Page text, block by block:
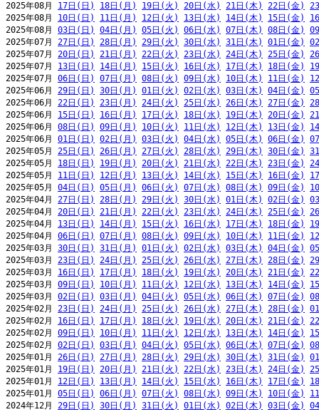
2025年08月 17日(日) 18日(月) 19日(火) 20日(水) 21日(木) 22日(金)
2025年08月 10日(日) 11日(月) 12日(火) 13日(水) 14日(木) 15日(金)
2025年08月 03日(日) 04日(月) 05日(火) 06日(水) 07日(木) 08日(金)
2025年07月 27日(日) 28日(月) 29日(火) 30日(水) 31日(木) 01日(金)
2025年07月 20日(日) 21日(月) 22日(火) 23日(水) 24日(木) 25日(金)
2025年07月 13日(日) 14日(月) 15日(火) 16日(水) 17日(木) 18日(金)
2025年07月 06日(日) 07日(月) 08日(火) 09日(水) 10日(木) 11日(金)
2025年06月 29日(日) 30日(月) 01日(火) 02日(水) 03日(木) 04日(金)
2025年06月 22日(日) 23日(月) 24日(火) 25日(水) 26日(木) 27日(金)
2025年06月 15日(日) 16日(月) 17日(火) 18日(水) 19日(木) 20日(金)
2025年06月 08日(日) 09日(月) 10日(火) 11日(水) 12日(木) 13日(金)
2025年06月 01日(日) 02日(月) 03日(火) 04日(水) 05日(木) 06日(金)
2025年05月 25日(日) 26日(月) 27日(火) 28日(水) 29日(木) 30日(金)
2025年05月 18日(日) 19日(月) 20日(火) 21日(水) 22日(木) 23日(金)
2025年05月 11日(日) 12日(月) 13日(火) 14日(水) 15日(木) 16日(金)
2025年05月 04日(日) 05日(月) 06日(火) 07日(水) 08日(木) 09日(金)
2025年04月 27日(日) 28日(月) 29日(火) 30日(水) 01日(木) 02日(金)
2025年04月 20日(日) 21日(月) 22日(火) 23日(水) 24日(木) 25日(金)
2025年04月 13日(日) 14日(月) 15日(火) 16日(水) 17日(木) 18日(金)
2025年04月 06日(日) 07日(月) 08日(火) 09日(水) 10日(木) 11日(金)
2025年03月 30日(日) 31日(月) 01日(火) 02日(水) 03日(木) 04日(金)
2025年03月 23日(日) 24日(月) 25日(火) 26日(水) 27日(木) 28日(金)
2025年03月 16日(日) 17日(月) 18日(火) 19日(水) 20日(木) 21日(金)
2025年03月 09日(日) 10日(月) 11日(火) 12日(水) 13日(木) 14日(金)
2025年03月 02日(日) 03日(月) 04日(火) 05日(水) 06日(木) 07日(金)
2025年02月 23日(日) 24日(月) 25日(火) 26日(水) 27日(木) 28日(金)
2025年02月 16日(日) 17日(月) 18日(火) 19日(水) 20日(木) 21日(金)
2025年02月 09日(日) 10日(月) 11日(火) 12日(水) 13日(木) 14日(金)
2025年02月 02日(日) 03日(月) 04日(火) 05日(水) 06日(木) 07日(金)
2025年01月 26日(日) 27日(月) 28日(火) 29日(水) 30日(木) 31日(金)
2025年01月 19日(日) 20日(月) 21日(火) 22日(水) 23日(木) 24日(金)
2025年01月 12日(日) 13日(月) 14日(火) 15日(水) 16日(木) 17日(金)
2025年01月 05日(日) 06日(月) 07日(火) 08日(水) 09日(木) 10日(金)
2024年12月 29日(日) 30日(月) 31日(火) 01日(水) 02日(木) 03日(金)